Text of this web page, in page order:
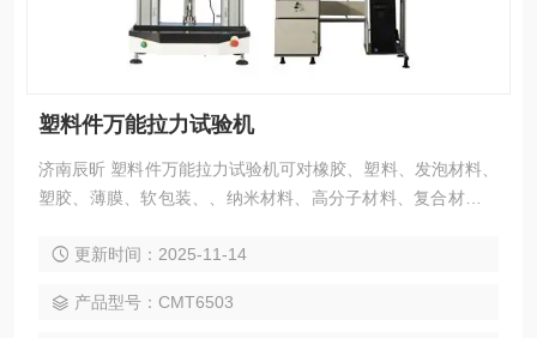
塑料件万能拉力试验机
济南辰昕 塑料件万能拉力试验机可对橡胶、塑料、发泡材料、
塑胶、薄膜、软包装、、纳米材料、高分子材料、复合材料、
伸、压缩、弯曲、撕裂、90°剥离、180°剥离、剪切、粘合
更新时间：2025-11-14
产品型号：CMT6503